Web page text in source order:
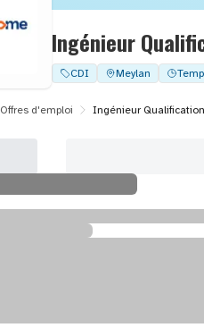
Ingénieur
CDI Meylan
Offres d'emploi Ingénieur